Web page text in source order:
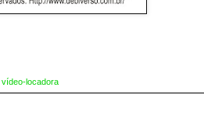
vídeo-locadora